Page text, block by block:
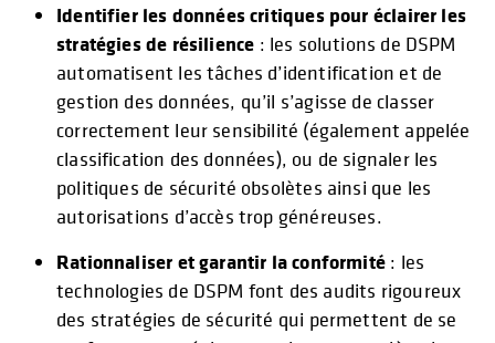
Identifier les données critiques pour éclairer les
stratégies de résilience : les solutions de DSPM
automatisent les tâches d’identification et de
gestion des données, qu’il s’agisse de classer
correctement leur sensibilité (également appelée
classification des données), ou de signaler les
politiques de sécurité obsolètes ainsi que les
autorisations d’accès trop généreuses.
Rationnaliser et garantir la conformité : les
technologies de DSPM font des audits rigoureux
des stratégies de sécurité qui permettent de se